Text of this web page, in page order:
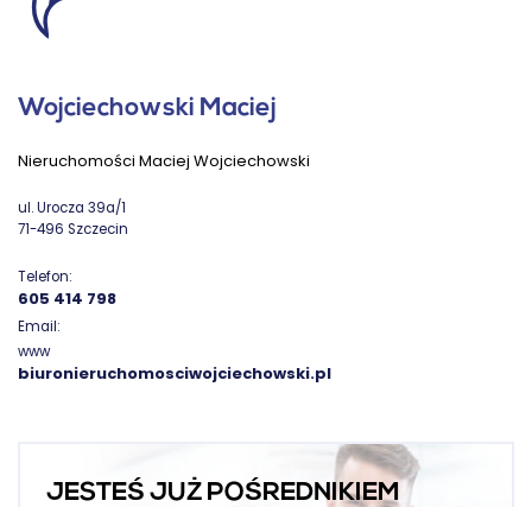
Wojciechowski Maciej
Nieruchomości Maciej Wojciechowski
ul. Urocza 39a/1
71-496 Szczecin
Telefon:
605 414 798
Email:
www
biuronieruchomosciwojciechowski.pl
JESTEŚ JUŻ POŚREDNIKIEM